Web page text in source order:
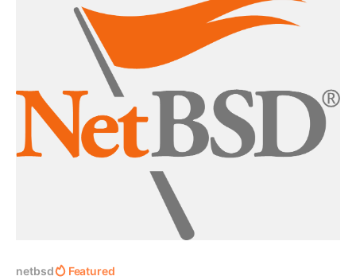
zaktualizowano 1580 pakietów (łącznie 2399
aktualizacji, w tym: 24 Go, 3 OCaml, 66 Perl,
netbsd Featured